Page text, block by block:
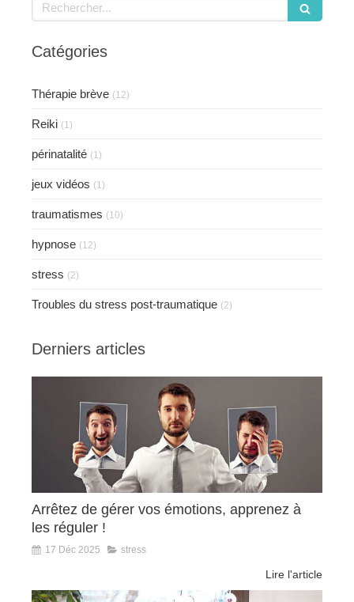
Catégories
Thérapie brève (12)
Reiki (1)
périnatalité (1)
jeux vidéos (1)
traumatismes (10)
hypnose (12)
stress (2)
Troubles du stress post-traumatique (2)
Derniers articles
Arrêtez de gérer vos émotions, apprenez à
les réguler !
17 Déc 2025 stress
Lire l'article